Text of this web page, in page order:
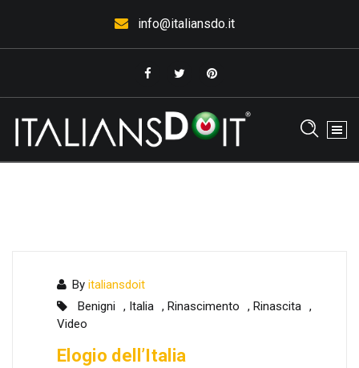
info@italiansdo.it
By italiansdoit
Benigni
, Italia , Rinascimento , Rinascita ,
Video
Elogio dell’Italia